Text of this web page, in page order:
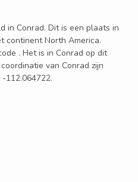
in Conrad. Dit is een plaats in
continent North America.
. Het is in Conrad op dit
van Conrad zijn
112.064722.